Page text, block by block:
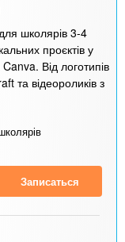
школярів 3-4
проєктів у
Від логотипів
та відеороликів з
Записаться